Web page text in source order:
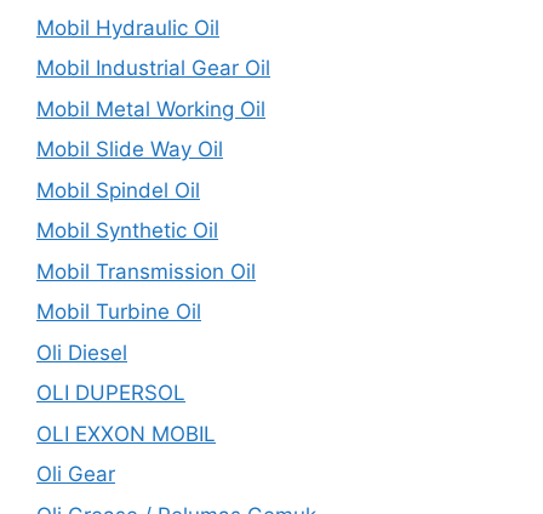
Mobil Hydraulic Oil
Mobil Industrial Gear Oil
Mobil Metal Working Oil
Mobil Slide Way Oil
Mobil Spindel Oil
Mobil Synthetic Oil
Mobil Transmission Oil
Mobil Turbine Oil
Oli Diesel
OLI DUPERSOL
OLI EXXON MOBIL
Oli Gear